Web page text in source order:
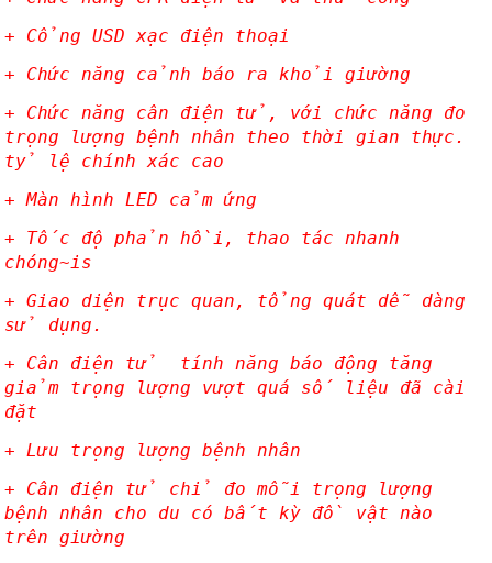
+ Cổng USD xạc điện thoại
+ Chức năng cảnh báo ra khỏi giường
+ Chức năng cân điện tử, với chức năng đo
trọng lượng bệnh nhân theo thời gian thực.
tỷ lệ chính xác cao
+ Màn hình LED cảm ứng
+ Tốc độ phản hồi, thao tác nhanh
chóng~is
+ Giao diện trục quan, tổng quát dễ dàng
sử dụng.
+ Cân điện tử tính năng báo động tăng
giảm trọng lượng vượt quá số liệu đã cài
đặt
+ Lưu trọng lượng bệnh nhân
+ Cân điện tử chỉ đo mỗi trọng lượng
bệnh nhân cho du có bất kỳ đồ vật nào
trên giường